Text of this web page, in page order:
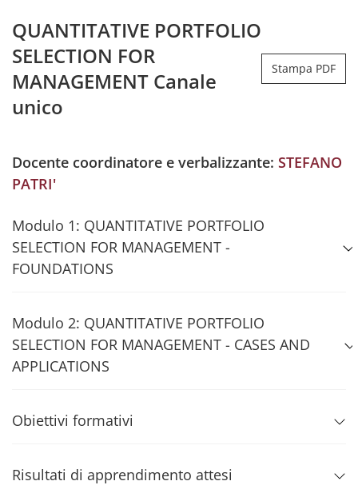
QUANTITATIVE PORTFOLIO
SELECTION FOR
MANAGEMENT Canale
unico
Stampa PDF
Docente coordinatore e verbalizzante: STEFANO
PATRI'
Modulo 1: QUANTITATIVE PORTFOLIO
SELECTION FOR MANAGEMENT -
FOUNDATIONS
Modulo 2: QUANTITATIVE PORTFOLIO
SELECTION FOR MANAGEMENT - CASES AND
APPLICATIONS
Obiettivi formativi
Risultati di apprendimento attesi